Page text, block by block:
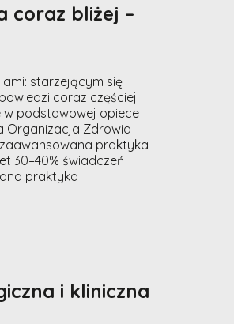
coraz bliżej –
starzejącym się
coraz częściej
w podstawowej opiece
Organizacja Zdrowia
praktyka
30–40% świadczeń
praktyka
i kliniczna